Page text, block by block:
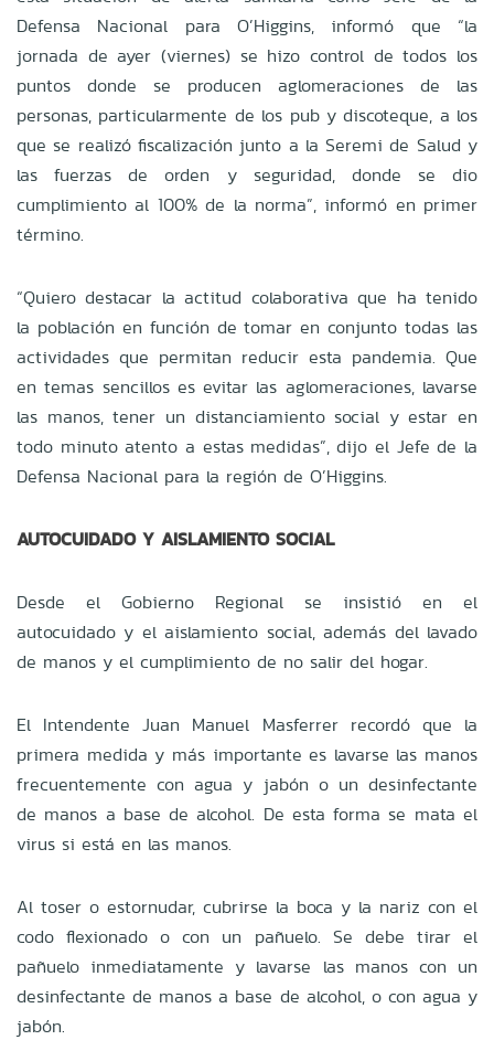
Defensa Nacional para O’Higgins, informó que “la
jornada de ayer (viernes) se hizo control de todos los
puntos donde se producen aglomeraciones de las
personas, particularmente de los pub y discoteque, a los
que se realizó fiscalización junto a la Seremi de Salud y
las fuerzas de orden y seguridad, donde se dio
cumplimiento al 100% de la norma”, informó en primer
término.
“Quiero destacar la actitud colaborativa que ha tenido
la población en función de tomar en conjunto todas las
actividades que permitan reducir esta pandemia. Que
en temas sencillos es evitar las aglomeraciones, lavarse
las manos, tener un distanciamiento social y estar en
todo minuto atento a estas medidas”, dijo el Jefe de la
Defensa Nacional para la región de O’Higgins.
AUTOCUIDADO Y AISLAMIENTO SOCIAL
Desde el Gobierno Regional se insistió en el
autocuidado y el aislamiento social, además del lavado
de manos y el cumplimiento de no salir del hogar.
El Intendente Juan Manuel Masferrer recordó que la
primera medida y más importante es lavarse las manos
frecuentemente con agua y jabón o un desinfectante
de manos a base de alcohol. De esta forma se mata el
virus si está en las manos.
Al toser o estornudar, cubrirse la boca y la nariz con el
codo flexionado o con un pañuelo. Se debe tirar el
pañuelo inmediatamente y lavarse las manos con un
desinfectante de manos a base de alcohol, o con agua y
jabón.